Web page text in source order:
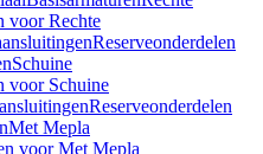
voor Rechte
Reserveonderdelen
Schuine
voor Schuine
Reserveonderdelen
Met Mepla
voor Met Mepla